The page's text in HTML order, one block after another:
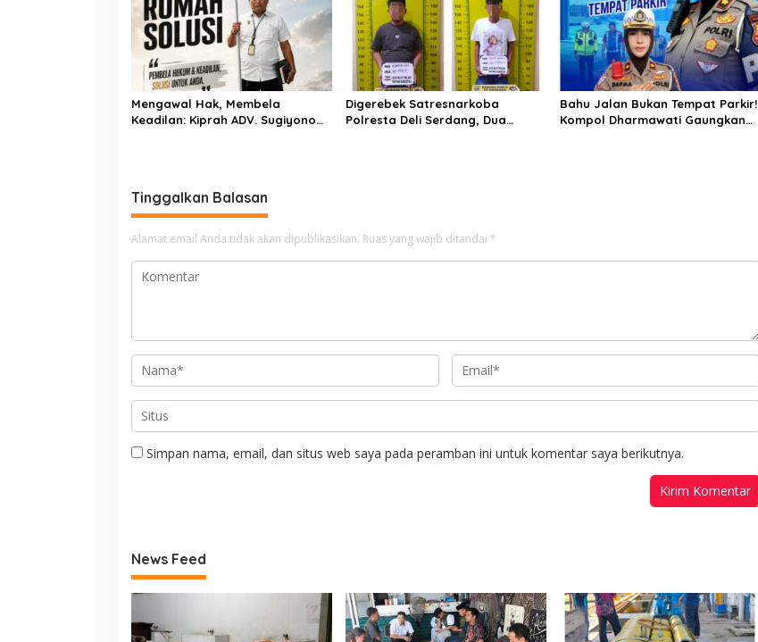
Mengawal Hak, Membela
Keadilan: Kiprah ADV. Sugiyono
Digerebek Satresnarkoba
Polresta Deli Serdang, Dua
Bahu Jalan Bukan Tempat Parkir!
Kompol Dharmawati Gaungkan
Tinggalkan Balasan
Alamat email Anda tidak akan dipublikasikan. Ruas yang wajib ditandai *
Simpan nama, email, dan situs web saya pada peramban ini untuk komentar saya berikutnya.
News Feed